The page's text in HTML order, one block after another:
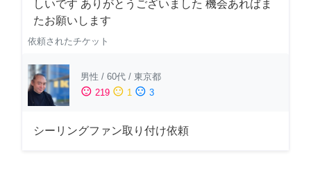
しいです ありがとうございました 機会あればま
たお願いします
依頼されたチケット
男性 / 60代 / 東京都
sentiment_satisfied 219 sentiment_neutral 1 sentiment_dissatisfied 3
シーリングファン取り付け依頼